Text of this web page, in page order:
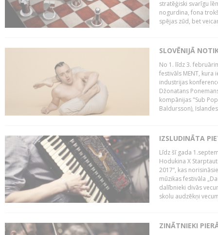
stratēģiski svarīgu
nogurdina, fona
spējas zūd, bet
SLOVĒNIJĀ
No 1. līdz 3.
festivāls MENT, kura
industrijas
Džonatans
kompānijas "Sub
Baldursson),
IZSLUDINĀTA
Līdz šī gada
Hodukina X
2017”, kas
mūzikas festivāla
dalībnieki divās
skolu audzēkņi
ZINĀTNIEKI